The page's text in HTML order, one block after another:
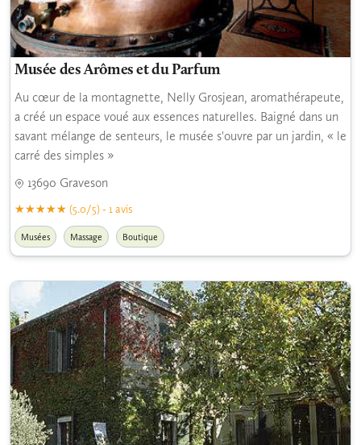
Musée des Arômes et du Parfum
Au cœur de la montagnette, Nelly Grosjean, aromathérapeute,
a créé un espace voué aux essences naturelles. Baigné dans un
savant mélange de senteurs, le musée s'ouvre par un jardin, « le
carré des simples »
13690 Graveson
(5.0/5) - 1 avis
Musées Massage Boutique